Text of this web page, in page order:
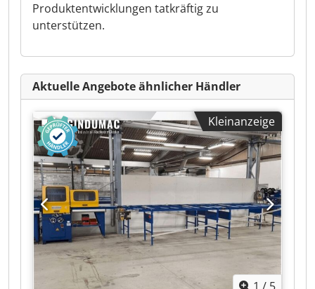
Produktentwicklungen tatkräftig zu
unterstützen.
Aktuelle Angebote ähnlicher Händler
Kleinanzeige
1 / 5